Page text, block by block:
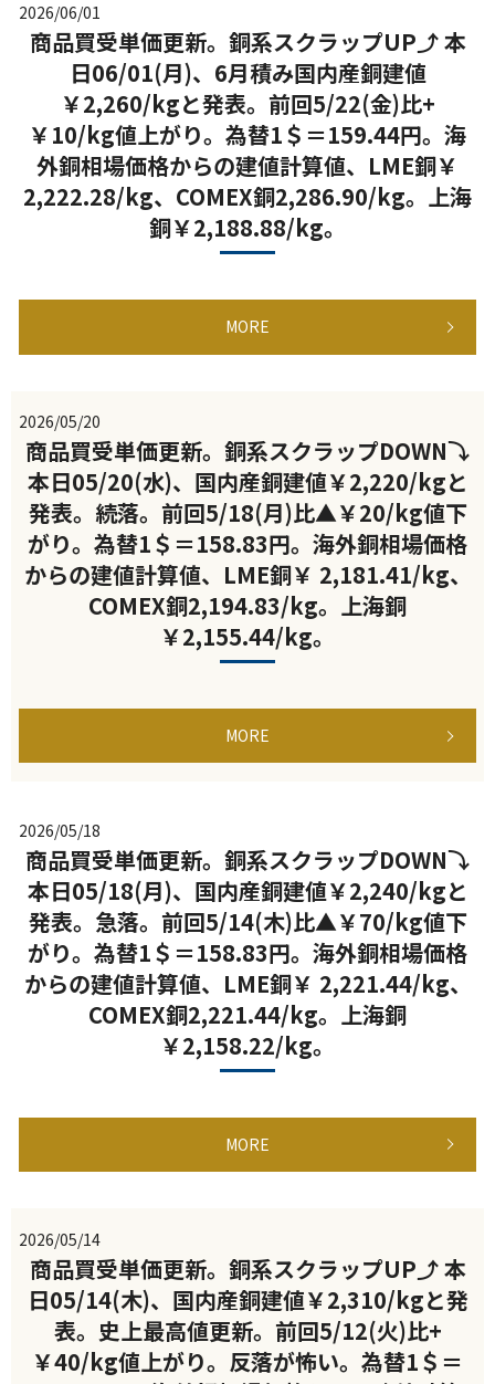
2026/06/01
商品買受単価更新。銅系スクラップUP⤴ 本
日06/01(月)、6月積み国内産銅建値
￥2,260/kgと発表。前回5/22(金)比+
￥10/kg値上がり。為替1＄＝159.44円。海
外銅相場価格からの建値計算値、LME銅￥
2,222.28/kg、COMEX銅2,286.90/kg。上海
銅￥2,188.88/kg。
MORE
2026/05/20
商品買受単価更新。銅系スクラップDOWN⤵
本日05/20(水)、国内産銅建値￥2,220/kgと
発表。続落。前回5/18(月)比▲￥20/kg値下
がり。為替1＄＝158.83円。海外銅相場価格
からの建値計算値、LME銅￥ 2,181.41/kg、
COMEX銅2,194.83/kg。上海銅
￥2,155.44/kg。
MORE
2026/05/18
商品買受単価更新。銅系スクラップDOWN⤵
本日05/18(月)、国内産銅建値￥2,240/kgと
発表。急落。前回5/14(木)比▲￥70/kg値下
がり。為替1＄＝158.83円。海外銅相場価格
からの建値計算値、LME銅￥ 2,221.44/kg、
COMEX銅2,221.44/kg。上海銅
￥2,158.22/kg。
MORE
2026/05/14
商品買受単価更新。銅系スクラップUP⤴ 本
日05/14(木)、国内産銅建値￥2,310/kgと発
表。史上最高値更新。前回5/12(火)比+
￥40/kg値上がり。反落が怖い。為替1＄＝